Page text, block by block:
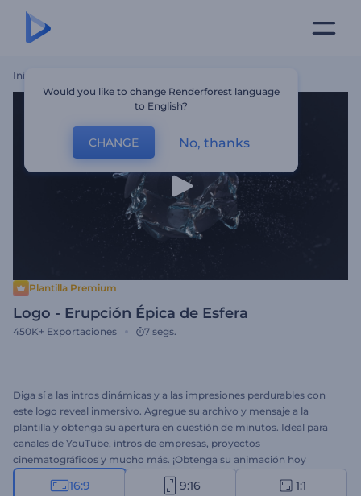
Inicio
Plantilla Premium
Logo - Erupción Épica de Esfera
450K+ Exportaciones 7 segs.
Diga sí a las intros dinámicas y a las impresiones perdurables con
este logo reveal inmersivo. Agregue su archivo y mensaje a la
plantilla y obtenga su apertura en cuestión de minutos. Ideal para
canales de YouTube, intros de empresas, proyectos
cinematográficos y mucho más. ¡Obtenga su animación hoy
mismo!
16:9 9:16 1:1
Would you like to change Renderforest language
to English?
CHANGE No, thanks